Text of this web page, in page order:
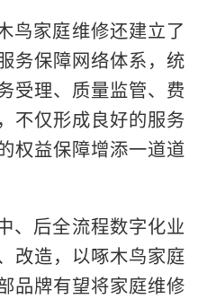
鸟家庭维修还建立了
务保障网络体系，统
受理、质量监管、费
不仅形成良好的服务
权益保障增添一道道
、后全流程数字化业
改造，以啄木鸟家庭
品牌有望将家庭维修